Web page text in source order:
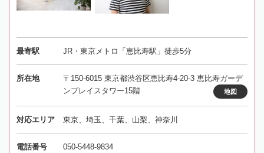
最寄駅 JR・東京メトロ「恵比寿駅」徒歩5分
所在地
〒150-6015 東京都渋谷区恵比寿4-20-3 恵比寿ガーデ
ンプレイスタワー15階
地図
対応エリア 東京、埼玉、千葉、山梨、神奈川
電話番号 050-5448-9834